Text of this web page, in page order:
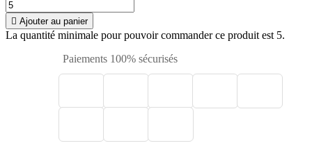
 Ajouter au panier
La quantité minimale pour pouvoir commander ce produit est 5.
Paiements 100% sécurisés